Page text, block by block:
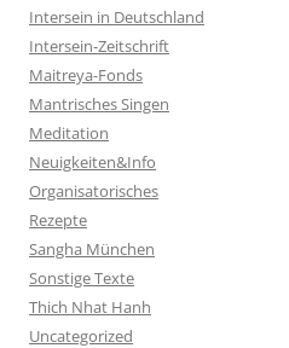
Intersein in Deutschland
Intersein-Zeitschrift
Maitreya-Fonds
Mantrisches Singen
Meditation
Neuigkeiten&Info
Organisatorisches
Rezepte
Sangha München
Sonstige Texte
Thich Nhat Hanh
Uncategorized